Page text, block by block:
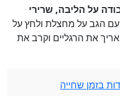
על הליבה, שרירי
הגב על מחצלת ולחץ על
את הרגליים וקרב את
בזמן שחייה